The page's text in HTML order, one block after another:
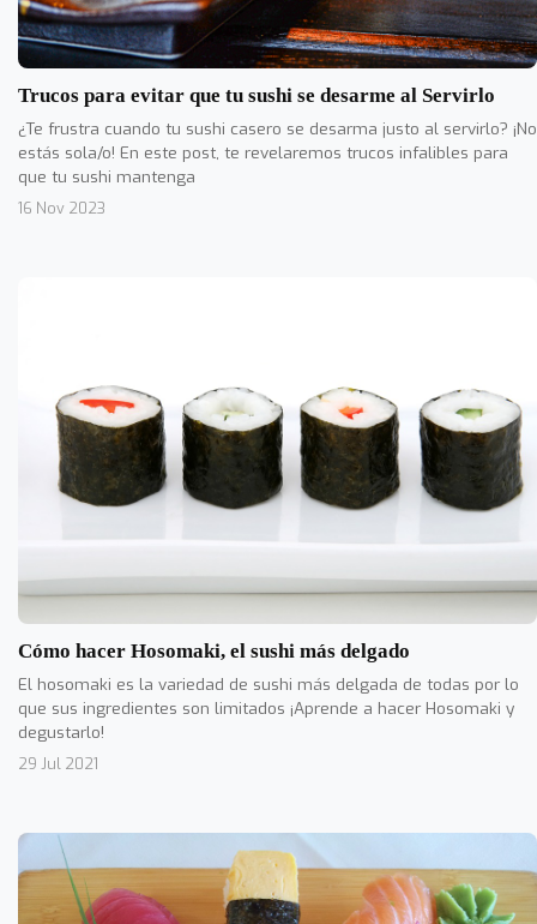
Trucos para evitar que tu sushi se desarme al Servirlo
¿Te frustra cuando tu sushi casero se desarma justo al servirlo? ¡No
estás sola/o! En este post, te revelaremos trucos infalibles para
que tu sushi mantenga
16 Nov 2023
Cómo hacer Hosomaki, el sushi más delgado
El hosomaki es la variedad de sushi más delgada de todas por lo
que sus ingredientes son limitados ¡Aprende a hacer Hosomaki y
degustarlo!
29 Jul 2021